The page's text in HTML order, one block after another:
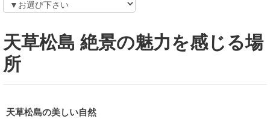
天草松島 絶景の魅力を感じる場
所
天草松島の美しい自然